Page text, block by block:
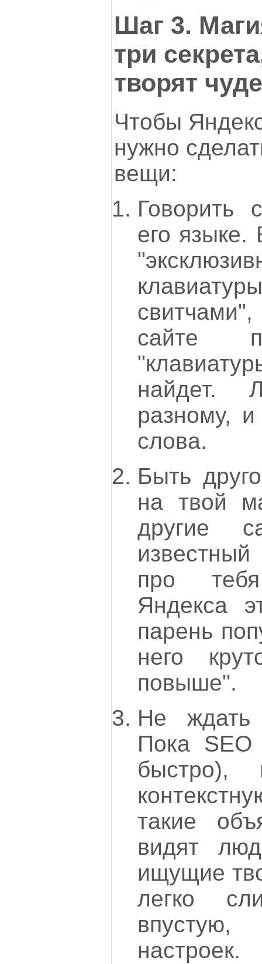
Шаг 3.
три
творят
Чтобы
нужно
вещи:
Говорить
его
сайте
найдет.
разному,
слова.
Быть
на твой
другие
про
Яндекса
парень
него
повыше".
Не
Пока SEO
быстро),
такие
видят
ищущие
легко
настроек.